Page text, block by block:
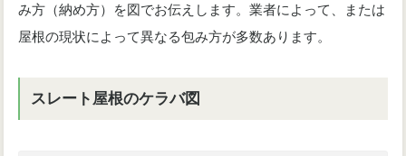
み方（納め方）を図でお伝えします。業者によって、または
屋根の現状によって異なる包み方が多数あります。
スレート屋根のケラバ図